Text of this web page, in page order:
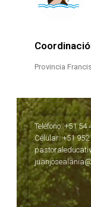
Provincia
Teléfono: +51 54
Célular: +51